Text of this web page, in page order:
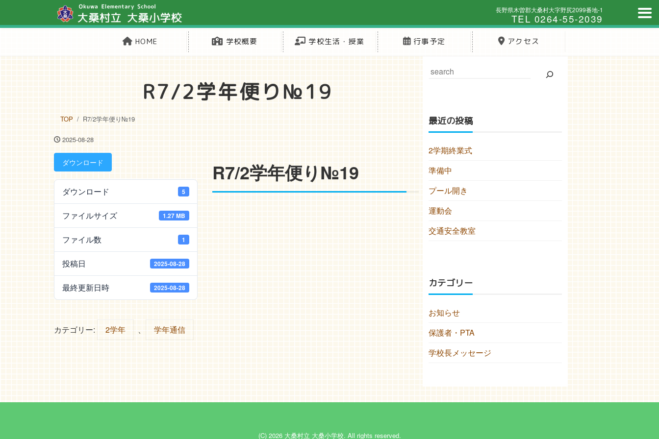
長野県木曽郡大桑村大字野尻2099番地-1
TEL 0264-55-2039
HOME 学校概要 学校生活・授業 行事予定 アクセス
R7/2学年便り№19
TOP R7/2学年便り№19
2025-08-28
ダウンロード
ダウンロード 5
ファイルサイズ 1.27 MB
ファイル数 1
投稿日 2025-08-28
最終更新日時 2025-08-28
R7/2学年便り№19
カテゴリー: 2学年 、 学年通信
最近の投稿
2学期終業式
準備中
プール開き
運動会
交通安全教室
カテゴリー
お知らせ
保護者・PTA
学校長メッセージ
(C) 2026 大桑村立 大桑小学校. All rights reserved.